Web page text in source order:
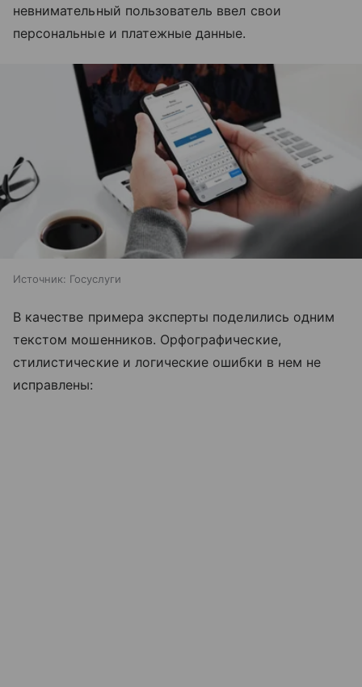
невнимательный пользователь ввел свои
персональные и платежные данные.
Источник: Госуслуги
В качестве примера эксперты поделились одним
текстом мошенников. Орфографические,
стилистические и логические ошибки в нем не
исправлены: